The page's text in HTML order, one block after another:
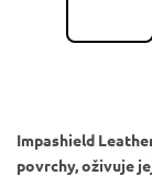
Impashield
povrchy, oživuje